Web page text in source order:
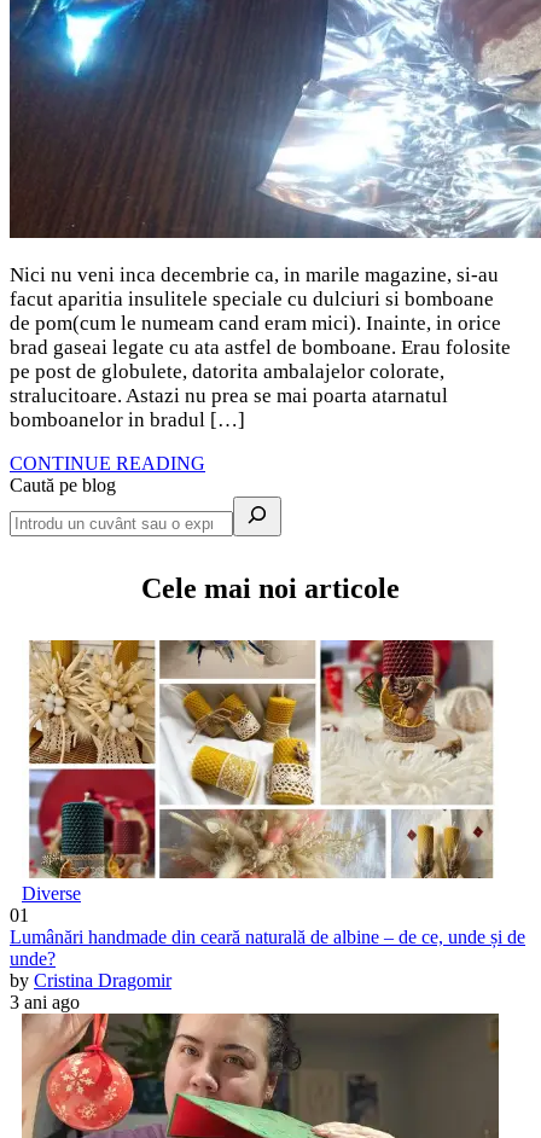
Nici nu veni inca decembrie ca, in marile magazine, si-au
facut aparitia insulitele speciale cu dulciuri si bomboane
de pom(cum le numeam cand eram mici). Inainte, in orice
brad gaseai legate cu ata astfel de bomboane. Erau folosite
pe post de globulete, datorita ambalajelor colorate,
stralucitoare. Astazi nu prea se mai poarta atarnatul
bomboanelor in bradul […]
CONTINUE READING
Caută pe blog
Cele mai noi articole
Diverse
01
Lumânări handmade din ceară naturală de albine – de ce, unde și de
unde?
by Cristina Dragomir
3 ani ago